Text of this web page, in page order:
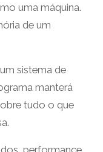
uma máquina.
de um
sistema de
manterá
tudo o que
performance